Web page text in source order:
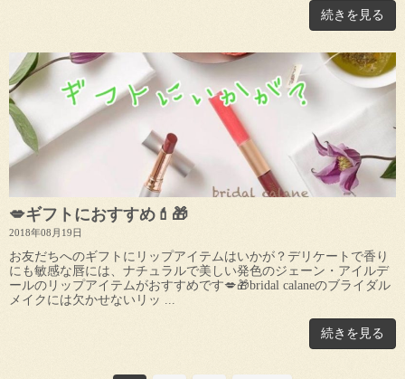
続きを見る
💋ギフトにおすすめ💄🎁
2018年08月19日
お友だちへのギフトにリップアイテムはいかが？デリケートで香り
にも敏感な唇には、ナチュラルで美しい発色のジェーン・アイルデ
ールのリップアイテムがおすすめです💋🎁bridal calaneのブライダル
メイクには欠かせないリッ ...
続きを見る